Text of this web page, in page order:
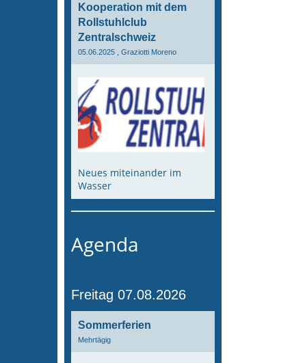
Kooperation mit dem
Rollstuhlclub
Zentralschweiz
05.06.2025 , Graziotti Moreno
Neues miteinander im
Wasser
Agenda
Freitag 07.08.2026
Sommerferien
Mehrtägig